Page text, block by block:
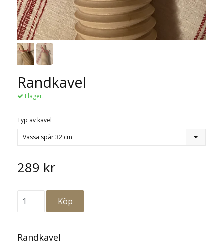
Randkavel
I lager.
Typ av kavel
Vassa spår 32 cm
289 kr
Randkavel